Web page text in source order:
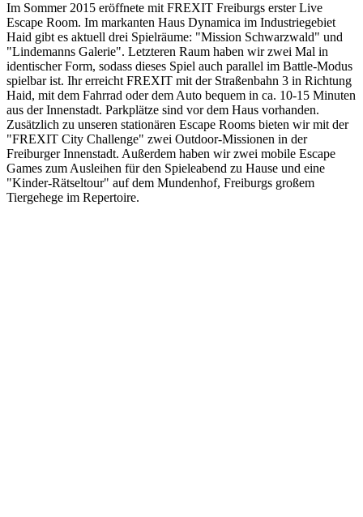
Im Sommer 2015 eröffnete mit FREXIT Freiburgs erster Live
Escape Room. Im markanten Haus Dynamica im Industriegebiet
Haid gibt es aktuell drei Spielräume: "Mission Schwarzwald" und
"Lindemanns Galerie". Letzteren Raum haben wir zwei Mal in
identischer Form, sodass dieses Spiel auch parallel im Battle-Modus
spielbar ist. Ihr erreicht FREXIT mit der Straßenbahn 3 in Richtung
Haid, mit dem Fahrrad oder dem Auto bequem in ca. 10-15 Minuten
aus der Innenstadt. Parkplätze sind vor dem Haus vorhanden.
Zusätzlich zu unseren stationären Escape Rooms bieten wir mit der
"FREXIT City Challenge" zwei Outdoor-Missionen in der
Freiburger Innenstadt. Außerdem haben wir zwei mobile Escape
Games zum Ausleihen für den Spieleabend zu Hause und eine
"Kinder-Rätseltour" auf dem Mundenhof, Freiburgs großem
Tiergehege im Repertoire.